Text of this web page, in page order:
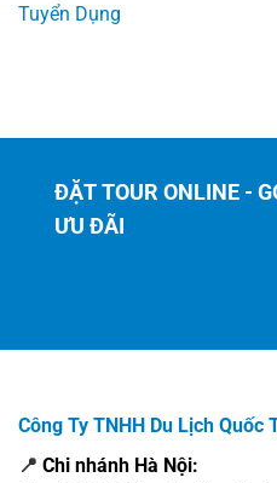
Tuyển Dụng
ĐẶT TOUR ONLINE -
ƯU ĐÃI
Công Ty TNHH Du Lịch Quốc
📍 Chi nhánh Hà Nội: